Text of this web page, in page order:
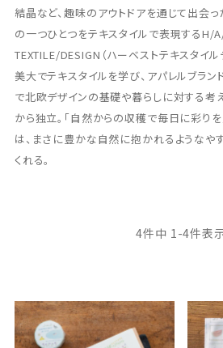
結晶など、趣味のアウトドアを通じて出会
の一つひとつをテキスタイルで表現するH/
TEXTILE/DESIGN（ハーベストテキスタイル
美大でテキスタイルを学び、アパレルブラン
で北欧デザインの基礎や暮らしに対する考
から独立。「自然からの収穫で毎日に彩り
は、まさに豊かな自然に抱かれるようなや
くれる。
4件中 1 -4件表